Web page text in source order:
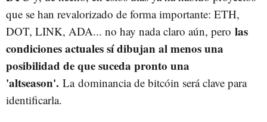
que se han revalorizado de forma importante: ETH,
DOT, LINK, ADA... no hay nada claro aún, pero las
condiciones actuales sí dibujan al menos una
posibilidad de que suceda pronto una
'altseason'. La dominancia de bitcóin será clave para
identificarla.